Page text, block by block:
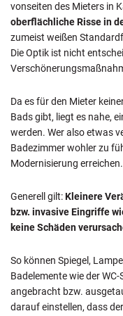
vonseiten des Mieters in
oberflächliche Risse in
zumeist weißen
Die Optik ist nicht
Da es für den Mieter
Bads gibt, liegt es nahe,
werden. Wer also etwas
Badezimmer wohler zu
Modernisierung erreichen.
Generell gilt:Kleinere
bzw. invasive Eingriffe
keine Schäden
So können Spiegel,
Badelemente wie der
angebracht bzw.
darauf einstellen, dass